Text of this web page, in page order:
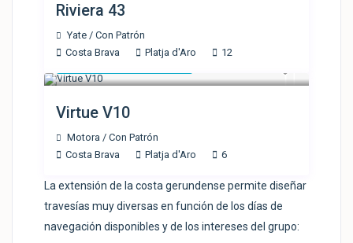
Riviera 43
Yate /Con Patrón
Costa Brava
Platja d'Aro 12
Virtue V10
Motora /Con Patrón
Costa Brava
Platja d'Aro 6
La extensión de la costa gerundense permite diseñar
travesías muy diversas en función de los días de
navegación disponibles y de los intereses del grupo: